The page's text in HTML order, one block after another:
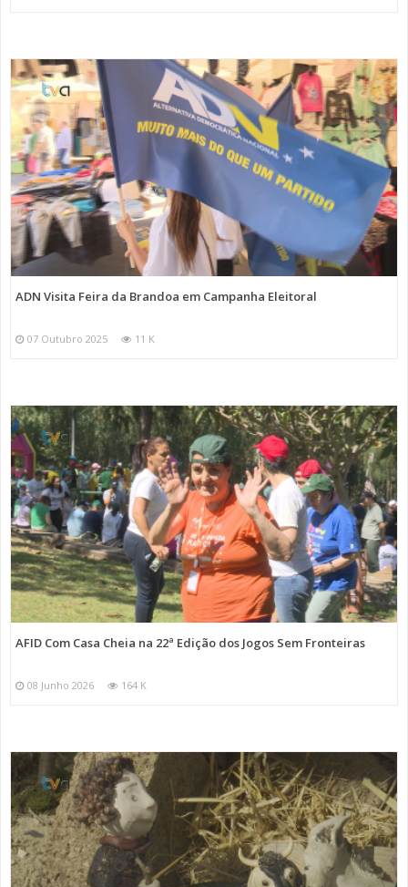
ADN Visita Feira da Brandoa em Campanha Eleitoral
07 Outubro 2025 11 K
AFID Com Casa Cheia na 22ª Edição dos Jogos Sem Fronteiras
08 Junho 2026 164 K